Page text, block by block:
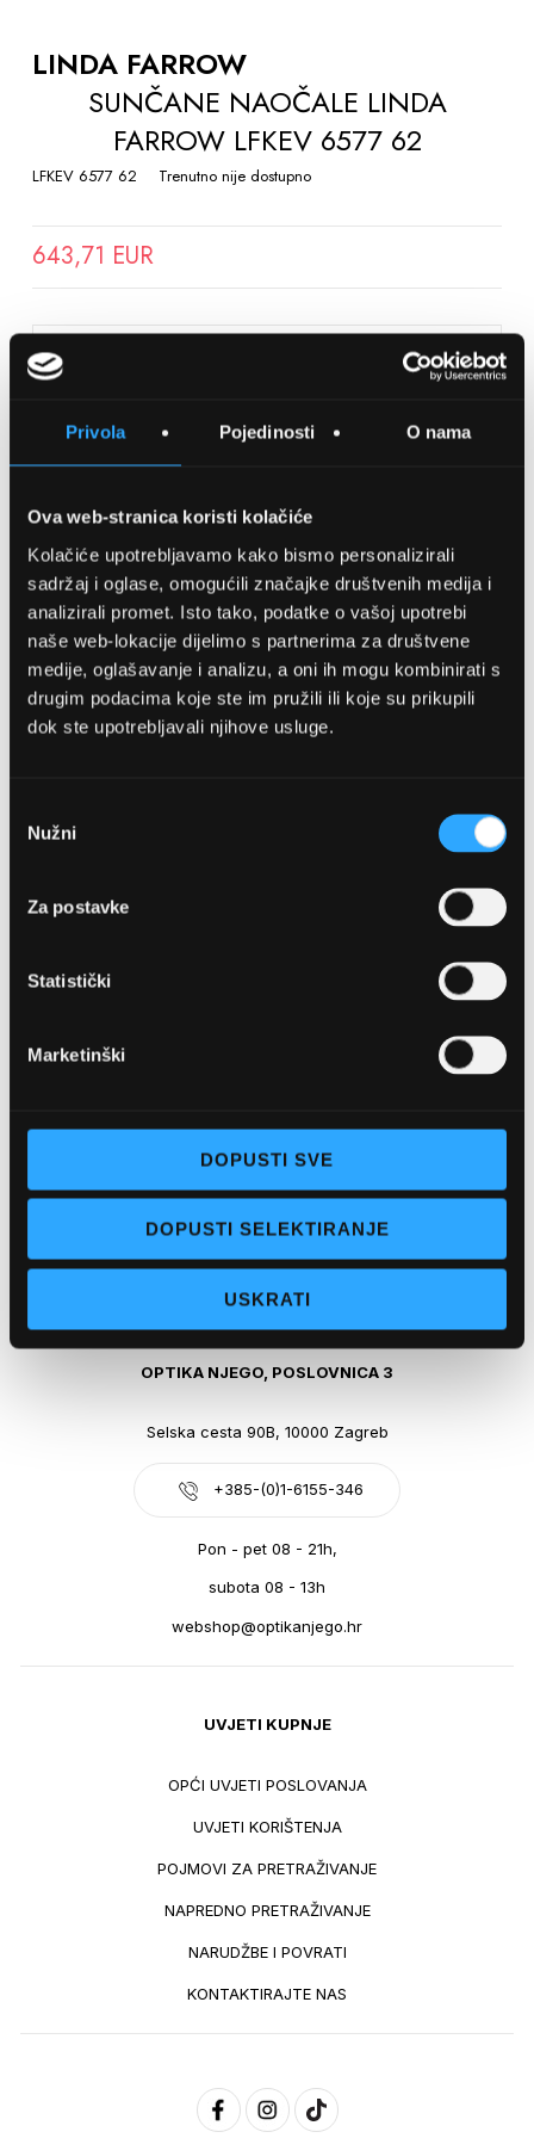
Privola Pojedinosti O nama
Ova web-stranica koristi kolačiće
Kolačiće upotrebljavamo kako bismo personalizirali
sadržaj i oglase, omogućili značajke društvenih medija i
analizirali promet. Isto tako, podatke o vašoj upotrebi
naše web-lokacije dijelimo s partnerima za društvene
medije, oglašavanje i analizu, a oni ih mogu kombinirati s
drugim podacima koje ste im pružili ili koje su prikupili
dok ste upotrebljavali njihove usluge.
pristanka
Nužni
Za postavke
Statistički
Marketinški
DOPUSTI SVE
DOPUSTI SELEKTIRANJE
USKRATI
THE
BEGINNING
GALLERY
LINDA FARROW
SUNČANE NAOČALE LINDA
FARROW LFKEV 6577 62
LFKEV 6577 62 Trenutno nije dostupno
643,71 EUR
SPREMITE NA LISTU ŽELJA
Detalji
OPTIKA NJEGO, POSLOVNICA 1
Pon - pet: 07 - 21h,
Sub: 07-21h
webshop@optikanjego.hr
OPTIKA NJEGO, POSLOVNICA 3
Selska cesta 90B, 10000 Zagreb
+385-(0)1-6155-346
Pon - pet 08 - 21h,
subota 08 - 13h
webshop@optikanjego.hr
UVJETI KUPNJE
OPĆI UVJETI POSLOVANJA
UVJETI KORIŠTENJA
POJMOVI ZA PRETRAŽIVANJE
NAPREDNO PRETRAŽIVANJE
NARUDŽBE I POVRATI
KONTAKTIRAJTE NAS